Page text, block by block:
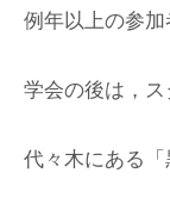
例年以上の参加
学会の後は，ス
代々木にある「